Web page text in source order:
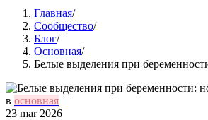
Главная/
Сообщество/
Блог/
Основная/
Белые выделения при
в основная
23 mar 2026